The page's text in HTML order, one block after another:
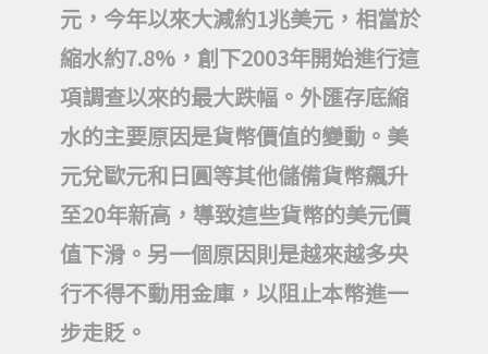
元，今年以來大減約1兆美元，相當於
縮水約7.8% ，創下2003年開始進行這
項調查以來的最大跌幅。外匯存底縮
水的主要原因是貨幣價值的變動。美
元兌歐元和日圓等其他儲備貨幣飆升
至20年新高，導致這些貨幣的美元價
值下滑。另一個原因則是越來越多央
行不得不動用金庫，以阻止本幣進一
步走貶。